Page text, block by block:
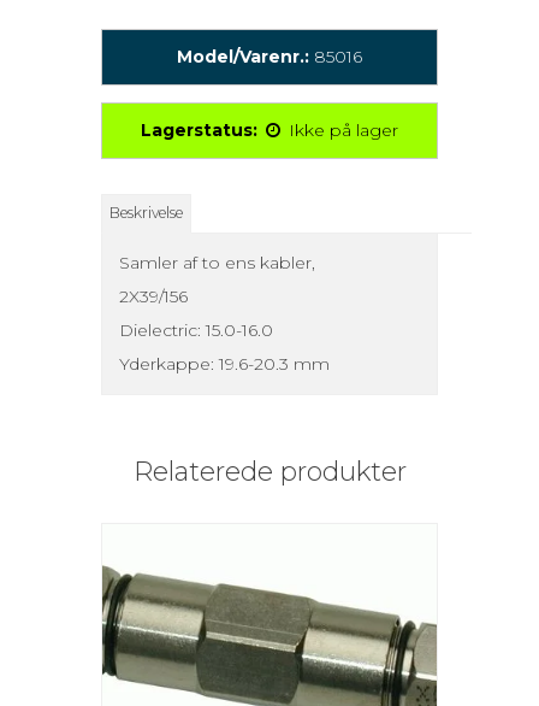
Model/Varenr.: 85016
Lagerstatus: Ikke på lager
Beskrivelse
Samler af to ens kabler,
2X39/156
Dielectric: 15.0-16.0
Yderkappe: 19.6-20.3 mm
Relaterede produkter